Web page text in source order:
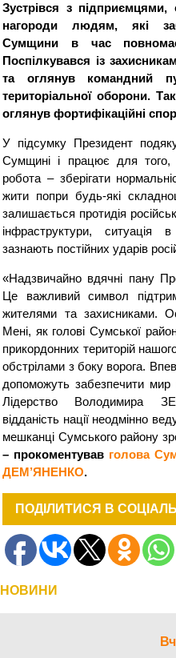
Зустрівся з
нагороди людям, які
Сумщини в час
Поспілкувався із
та оглянув командний
територіальної оборони.
оглянув фортифікаційні
У підсумку Президент
Сумщині і працює для того,
робота – зберігати
жити попри будь-які
залишається протидія
інфраструктури, ситуація
зазнають постійних ударів
«Надзвичайно вдячні пану
Це важливий символ
жителями та захисниками.
Мені, як голові Сумської
прикордонних територій
обстрілами з боку ворога.
допоможуть забезпечити
Лідерство Володимира
відданість нації неодмінно
мешканці Сумського району
– прокоментував голова
ДЕМ’ЯНЕНКО.
ПОДІЛИТИСЯ В
НОВИНИ